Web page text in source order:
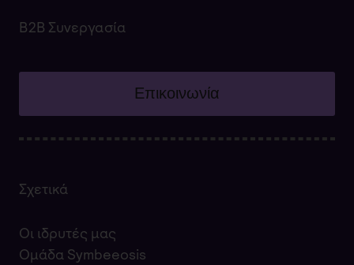
Σχετικά
Οι ιδρυτές μας
Ομάδα Symbeeosis
Β2Β Συνεργασία
Επικοινωνία